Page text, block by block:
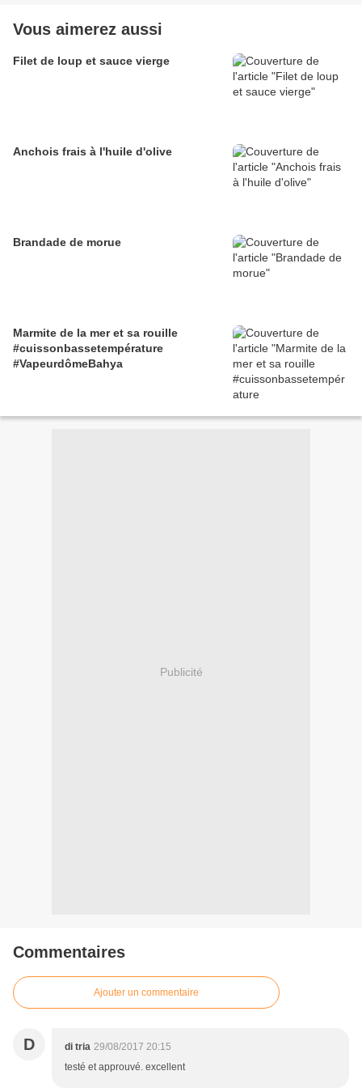
Vous aimerez aussi
Filet de loup et sauce vierge
Anchois frais à l'huile d'olive
Brandade de morue
Marmite de la mer et sa rouille
#cuissonbassetempérature
#VapeurdômeBahya
Publicité
Commentaires
Ajouter un commentaire
D di tria 29/08/2017 20:15
testé et approuvé. excellent